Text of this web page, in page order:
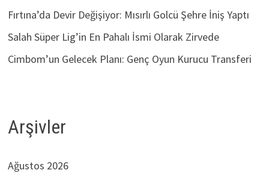
Fırtına’da Devir Değişiyor: Mısırlı Golcü Şehre İniş Yaptı
Salah Süper Lig’in En Pahalı İsmi Olarak Zirvede
Cimbom’un Gelecek Planı: Genç Oyun Kurucu Transferi
Arşivler
Ağustos 2026